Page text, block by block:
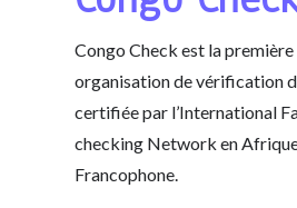
Congo Check est la première
organisation de vérification
certifiée par l’International
checking Network en
Francophone.